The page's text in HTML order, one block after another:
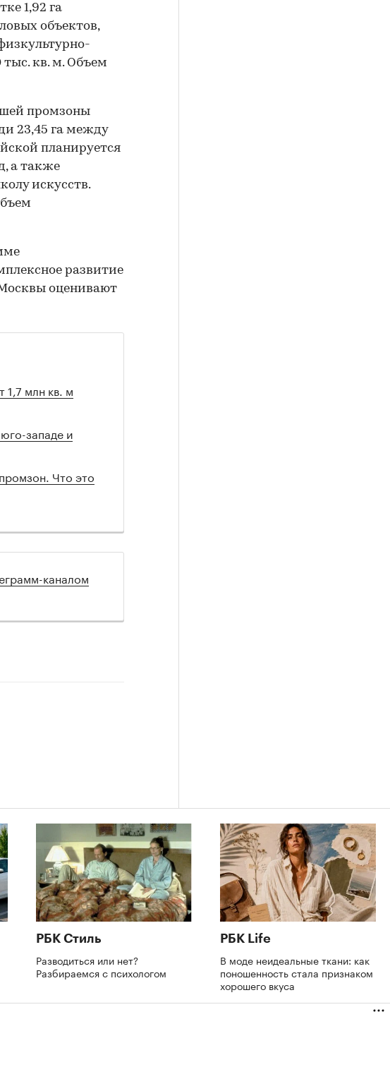
1,92 га
объектов,
кв. м. Объем
промзоны
23,45 га между
планируется
а также
искусств.
развитие
оценивают
млн кв. м
западе и
Что это
каналом
РБК Стиль
Разводиться или нет?
Разбираемся с психологом
РБК Life
В моде неидеальные ткани: как
поношенность стала признаком
хорошего вкуса